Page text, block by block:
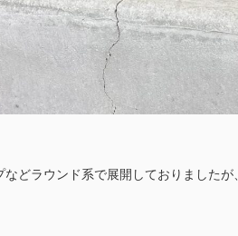
どラウンド系で展開しておりました